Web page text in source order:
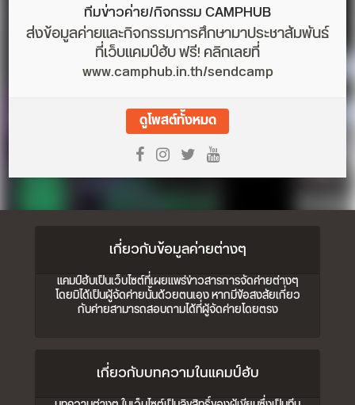
ทีมข่าวค่าย/กิจกรรม CAMPHUB
ส่งข้อมูลค่ายและกิจกรรมการศึกษามาประชาสัมพันธ์
ที่เว็บแคมป์ฮับ ฟรี! คลิกเลยที่
www.camphub.in.th/sendcamp
ดูโพสต์ทั้งหมด
เกี่ยวกับข้อมูลค่ายต่างๆ
แคมป์ฮับเป็นเว็บไซต์ที่เผยแพร่ข่าวสารการจัดค่ายต่างๆ
โดยมิได้เป็นผู้จัดค่ายนั้นด้วยตนเอง หากมีข้อสงสัยเกี่ยว
กับค่ายสามารถสอบถามได้ที่ผู้จัดค่ายโดยตรง
เกี่ยวกับบทความในแคมป์ฮับ